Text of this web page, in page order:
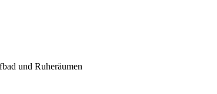
und Ruheräumen